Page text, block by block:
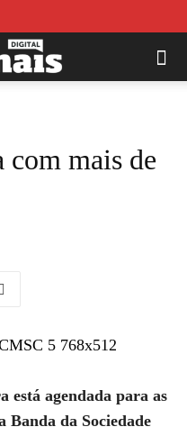
com mais de
está agendada para as
Banda da Sociedade